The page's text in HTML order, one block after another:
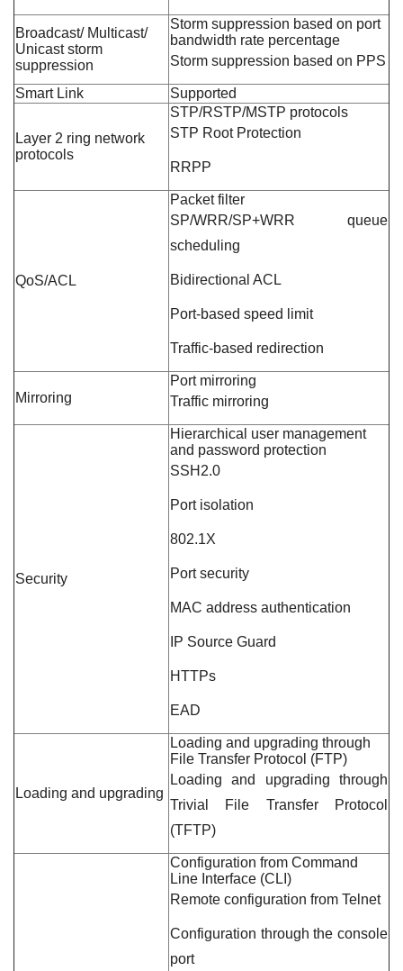
Broadcast/ Multicast/
Unicast storm
suppression
Storm suppression based on port
bandwidth rate percentage
Storm suppression based on PPS
Smart Link Supported
Layer 2 ring network
protocols
STP/RSTP/MSTP protocols
STP Root Protection
RRPP
QoS/ACL
Packet filter
SP/WRR/SP+WRR queue
scheduling
Bidirectional ACL
Port-based speed limit
Traffic-based redirection
Mirroring
Port mirroring
Traffic mirroring
Security
Hierarchical user management
and password protection
SSH2.0
Port isolation
802.1X
Port security
MAC address authentication
IP Source Guard
HTTPs
EAD
Loading and upgrading
Loading and upgrading through
File Transfer Protocol (FTP)
Loading and upgrading through
Trivial File Transfer Protocol
(TFTP)
Configuration from Command
Line Interface (CLI)
Remote configuration from Telnet
Configuration through the console
port